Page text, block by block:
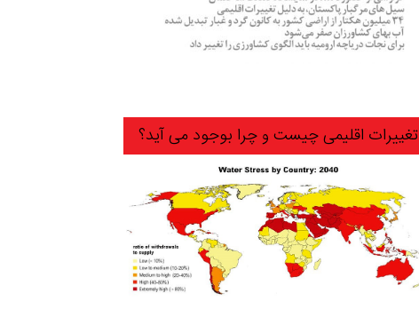
تغییرات اقلیمی چیست و چرا بوجود می آید؟